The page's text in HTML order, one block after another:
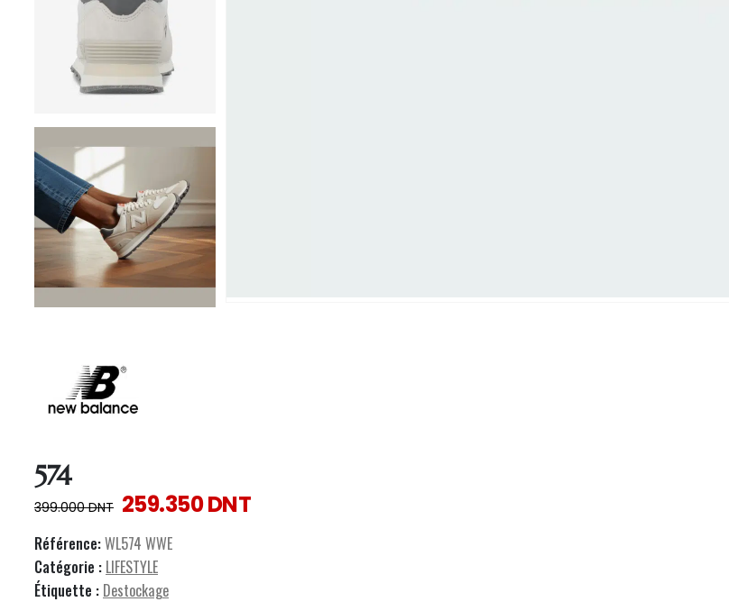
574
399.000DNT 259.350DNT
Référence:WL574 WWE
Catégorie : LIFESTYLE
Étiquette : Destockage